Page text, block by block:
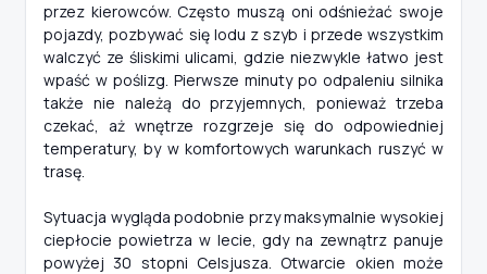
przez kierowców. Często muszą oni odśnieżać swoje
pojazdy, pozbywać się lodu z szyb i przede wszystkim
walczyć ze śliskimi ulicami, gdzie niezwykle łatwo jest
wpaść w poślizg. Pierwsze minuty po odpaleniu silnika
także nie należą do przyjemnych, ponieważ trzeba
czekać, aż wnętrze rozgrzeje się do odpowiedniej
temperatury, by w komfortowych warunkach ruszyć w
trasę.
Sytuacja wygląda podobnie przy maksymalnie wysokiej
ciepłocie powietrza w lecie, gdy na zewnątrz panuje
powyżej 30 stopni Celsjusza. Otwarcie okien może